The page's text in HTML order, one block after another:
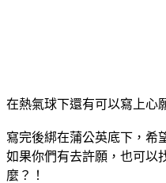
在熱氣球下還有可以寫上心
寫完後綁在蒲公英底下，希
如果你們有去許願，也可以
麼？！